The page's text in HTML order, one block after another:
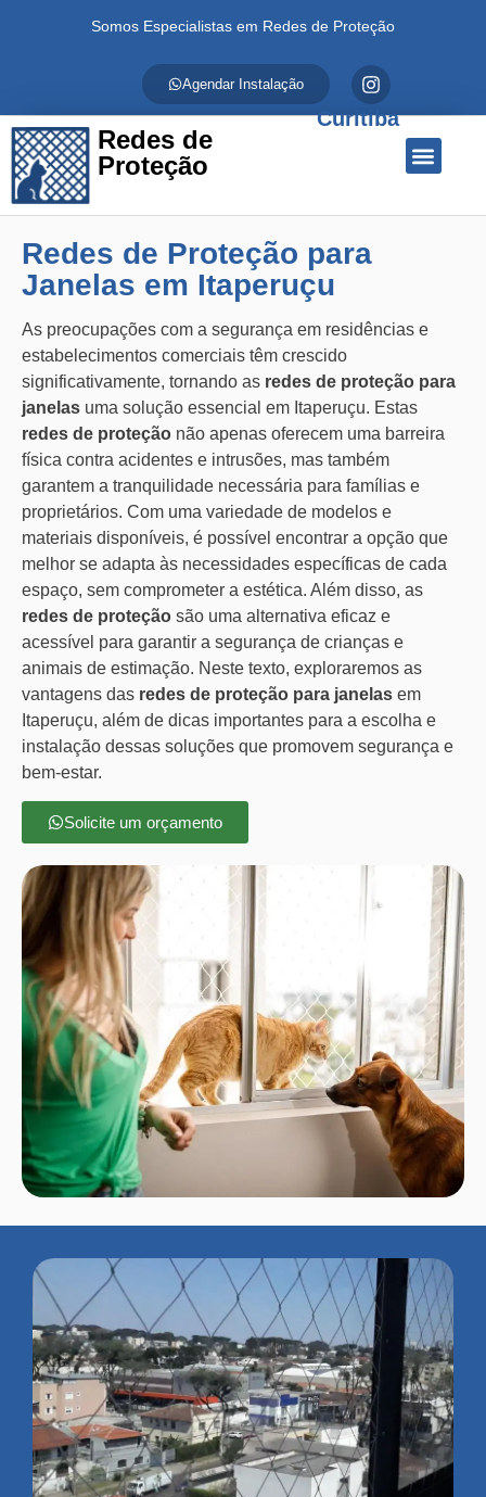
Somos Especialistas em Redes de Proteção
Agendar Instalação
Redes de
Proteção
Curitiba
Redes de Proteção para
Janelas em Itaperuçu
As preocupações com a segurança em residências e
estabelecimentos comerciais têm crescido
significativamente, tornando as redes de proteção para
janelas uma solução essencial em Itaperuçu. Estas
redes de proteção não apenas oferecem uma barreira
física contra acidentes e intrusões, mas também
garantem a tranquilidade necessária para famílias e
proprietários. Com uma variedade de modelos e
materiais disponíveis, é possível encontrar a opção que
melhor se adapta às necessidades específicas de cada
espaço, sem comprometer a estética. Além disso, as
redes de proteção são uma alternativa eficaz e
acessível para garantir a segurança de crianças e
animais de estimação. Neste texto, exploraremos as
vantagens das redes de proteção para janelas em
Itaperuçu, além de dicas importantes para a escolha e
instalação dessas soluções que promovem segurança e
bem-estar.
Solicite um orçamento